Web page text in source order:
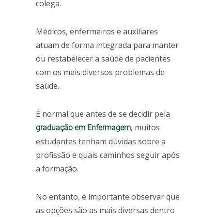
colega.
Médicos, enfermeiros e auxiliares
atuam de forma integrada para manter
ou restabelecer a saúde de pacientes
com os mais diversos problemas de
saúde.
É normal que antes de se decidir pela
graduação em Enfermagem, muitos
estudantes tenham dúvidas sobre a
profissão e quais caminhos seguir após
a formação.
No entanto, é importante observar que
as opções são as mais diversas dentro